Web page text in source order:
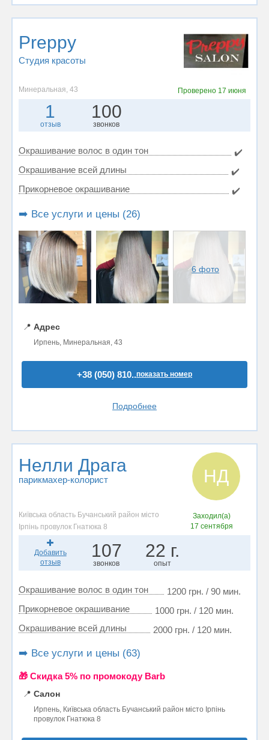
Preppy
Студия красоты
Минеральная, 43 Проверено 17 июня
1
отзыв
100
звонков
Окрашивание волос в один тон
✔️
Окрашивание всей длины
✔️
Прикорневое окрашивание
✔️
➡️ Все услуги и цены (26)
6 фото
📍 Адрес
Ирпень, Минеральная, 43
+38 (050) 810..показать номер
Подробнее
Нелли Драга
парикмахер-колорист НД
Київська область Бучанський район місто
Ірпінь провулок Гнатюка 8
Заходил(а)
17 сентября
Добавить
отзыв
107
звонков
22 г.
опыт
Окрашивание волос в один тон
1200 грн. / 90 мин.
Прикорневое окрашивание
1000 грн. / 120 мин.
Окрашивание всей длины
2000 грн. / 120 мин.
➡️ Все услуги и цены (63)
🎁 Cкидка 5% по промокоду Barb
📍 Салон
Ирпень, Київська область Бучанський район місто Ірпінь
провулок Гнатюка 8